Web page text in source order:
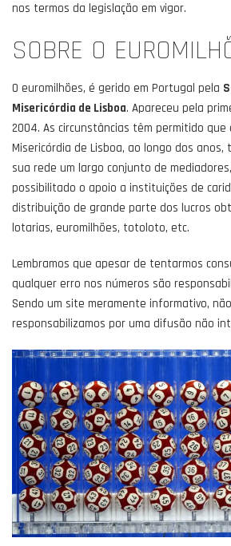
nos termos da legislação em vigor.
SOBRE O
O euromilhões, é gerido em Portugal pela
Misericórdia de Lisboa. Apareceu pela
2004. As circunstâncias têm permitido que
Misericórdia de Lisboa, ao longo dos
sua rede um largo conjunto de
possibilitado o apoio a instituições de
distribuição de grande parte dos lucros
lotarias, euromilhões, totoloto, etc.
Lembramos que apesar de tentarmos
qualquer erro nos números são
Sendo um site meramente informativo,
responsabilizamos por uma difusão não